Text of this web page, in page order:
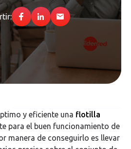
y eficiente una flotilla
para el buen funcionamiento de
manera de conseguirlo es llevar